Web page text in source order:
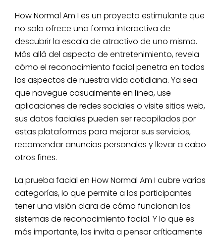
How Normal Am I es un proyecto estimulante que
no solo ofrece una forma interactiva de
descubrir la escala de atractivo de uno mismo.
Más allá del aspecto de entretenimiento, revela
cómo el reconocimiento facial penetra en todos
los aspectos de nuestra vida cotidiana. Ya sea
que navegue casualmente en línea, use
aplicaciones de redes sociales o visite sitios web,
sus datos faciales pueden ser recopilados por
estas plataformas para mejorar sus servicios,
recomendar anuncios personales y llevar a cabo
otros fines.
La prueba facial en How Normal Am I cubre varias
categorías, lo que permite a los participantes
tener una visión clara de cómo funcionan los
sistemas de reconocimiento facial. Y lo que es
más importante, los invita a pensar críticamente